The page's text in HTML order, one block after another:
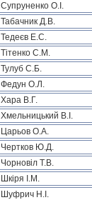
Супруненко О.І.
Табачник Д.В.
Тедеєв Е.С.
Тітенко С.М.
Тулуб С.Б.
Федун О.Л.
Хара В.Г.
Хмельницький В.І.
Царьов О.А.
Чертков Ю.Д.
Чорновіл Т.В.
Шкіря І.М.
Шуфрич Н.І.